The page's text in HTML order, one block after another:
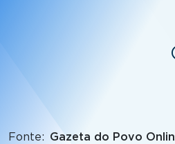
Fonte Gazeta do Povo